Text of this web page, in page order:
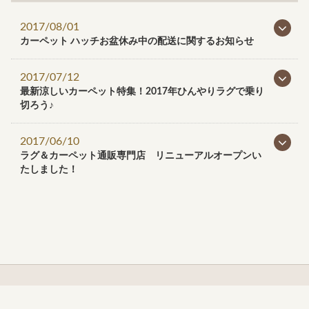
2017/08/01
カーペット ハッチお盆休み中の配送に関するお知らせ
2017/07/12
最新涼しいカーペット特集！2017年ひんやりラグで乗り
切ろう♪
2017/06/10
ラグ＆カーペット通販専門店 リニューアルオープンい
たしました！